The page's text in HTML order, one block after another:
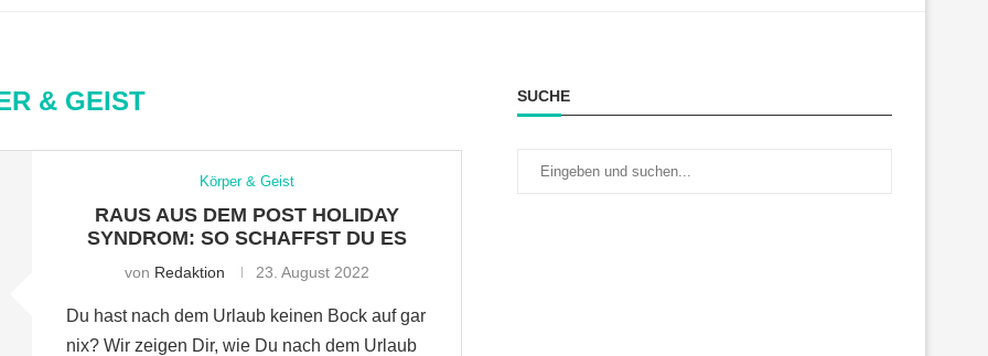
& GEIST
Körper & Geist
RAUS AUS DEM POST HOLIDAY
SYNDROM: SO SCHAFFST DU ES
von Redaktion 23. August 2022
Du hast nach dem Urlaub keinen Bock auf gar
nix? Wir zeigen Dir, wie Du nach dem Urlaub
SUCHE